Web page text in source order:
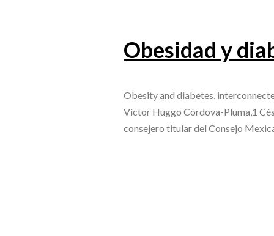
Obesidad y
Obesity and diabetes,
Víctor Huggo Córdova-Pluma,1
consejero titular del Consejo